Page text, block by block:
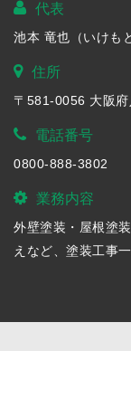
代表
池本 竜也（いけも
住所
〒581-0056 大阪
電話番号
0800-888-3802
業務内容
外壁塗装・屋根塗
えなど、塗装工事